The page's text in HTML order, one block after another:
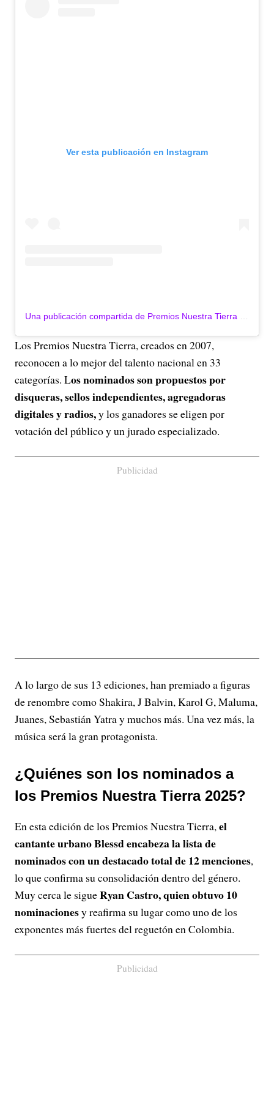
Ver esta publicación en Instagram
Los Premios Nuestra Tierra, creados en 2007,
reconocen a lo mejor del talento nacional en 33
categorías. Los nominados son propuestos por
disqueras, sellos independientes, agregadoras
digitales y radios,y los ganadores se eligen por
votación del público y un jurado especializado.
Publicidad
A lo largo de sus 13 ediciones, han premiado a figuras
de renombre como Shakira, J Balvin, Karol G, Maluma,
Juanes, Sebastián Yatra y muchos más. Una vez más, la
música será la gran protagonista.
¿Quiénes son los nominados a
los Premios Nuestra Tierra 2025?
En esta edición de los Premios Nuestra Tierra,el
cantante urbano Blessd encabeza la lista de
nominados con un destacado total de 12 menciones,
lo que confirma su consolidación dentro del género.
Muy cerca le sigueRyan Castro, quien obtuvo 10
nominacionesy reafirma su lugar como uno de los
exponentes más fuertes del reguetón en Colombia.
Publicidad